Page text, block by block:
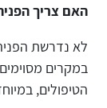
האם צריך
לא נדרשת
במקרים
הטיפולים,